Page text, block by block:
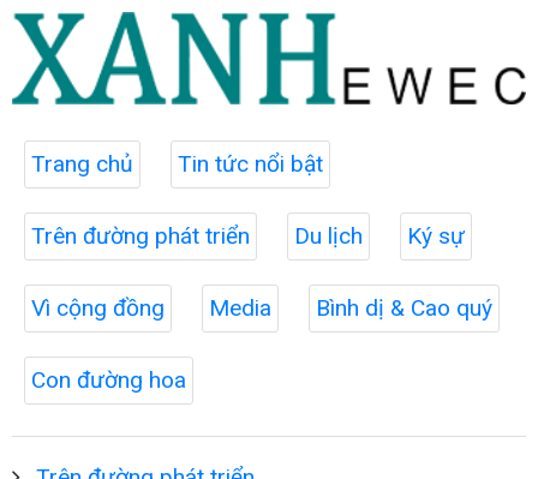
Trang chủ Tin tức nổi bật
Trên đường phát triển Du lịch Ký sự
Vì cộng đồng Media Bình dị & Cao quý
Con đường hoa